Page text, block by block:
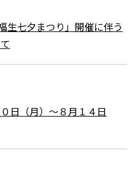
生七夕まつり」開催に伴う
日（月）～８月１４日